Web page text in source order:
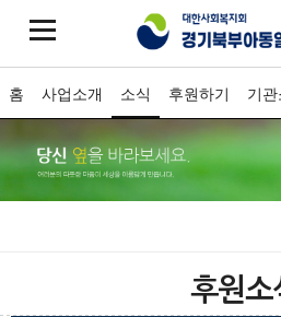
홈 사업소개 소식 후원하기 기관
후원소